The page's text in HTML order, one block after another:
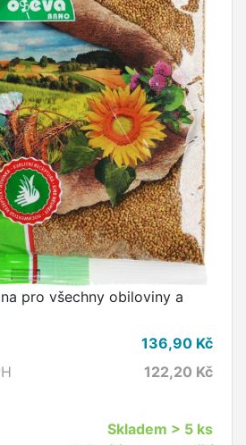
pro všechny obiloviny a
136,90 Kč
122,20 Kč
Skladem > 5 ks